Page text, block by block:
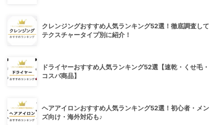
クレンジングおすすめ人気ランキング52選！徹底調査して
テクスチャータイプ別に紹介！
ドライヤーおすすめ人気ランキング52選【速乾・くせ毛・
コスパ商品】
ヘアアイロンおすすめ人気ランキング52選！初心者・メン
ズ向け・海外対応も♪